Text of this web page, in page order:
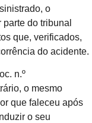
o
do tribunal
que, verificados,
do acidente.
n.º
o mesmo
que faleceu após
o seu